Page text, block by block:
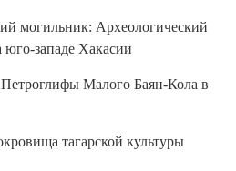
могильник: Археологический
юго-западе Хакасии
Малого Баян-Кола в
тагарской культуры